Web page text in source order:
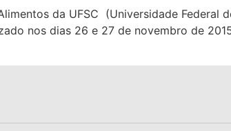
da UFSC (Universidade Federal
nos dias 26 e 27 de novembro de